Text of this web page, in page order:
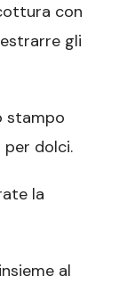
con
gli
stampo
per dolci.
la
al